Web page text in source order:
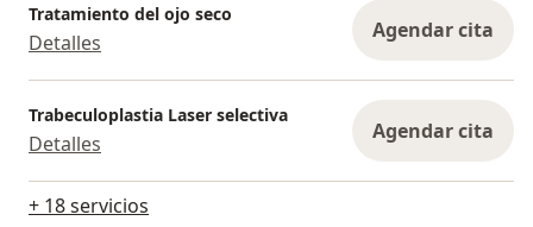
seguimiento adecuado. Al centralizar estos
exámenes, no solo ahorramos tiempo, sino que
también brindamos un enfoque más integral y
personalizado a la salud ocular de nuestros
pacientes.
Tratamiento del ojo seco
Detalles Agendar cita
Trabeculoplastia Laser selectiva
Detalles Agendar cita
+ 18 servicios